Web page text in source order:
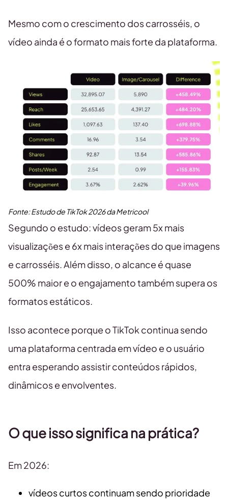
Mesmo com o crescimento dos carrosséis, o
vídeo ainda é o formato mais forte da plataforma.
Fonte:Estudo de TikTok2026da Metricool
Segundo o estudo: vídeos geram 5x mais
visualizações e 6x mais interações do que imagens
e carrosséis. Além disso, o alcance é quase
500% maior e o engajamento também supera os
formatos estáticos.
Isso acontece porque o TikTok continua sendo
uma plataforma centrada em vídeo e o usuário
entra esperando assistir conteúdos rápidos,
dinâmicos e envolventes.
O que isso significa na prática?
Em 2026:
vídeos curtos continuam sendo prioridade